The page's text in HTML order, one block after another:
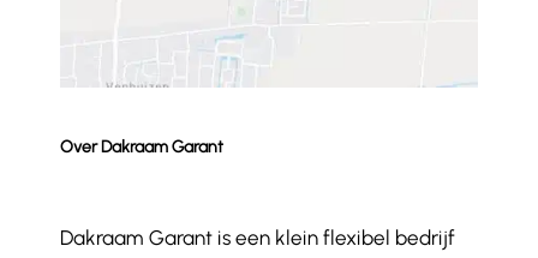
Over Dakraam Garant
Dakraam Garant is een klein flexibel bedrijf